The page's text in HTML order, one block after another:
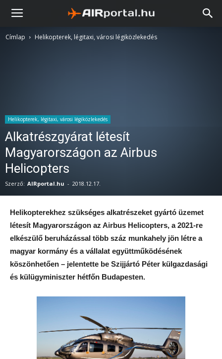
Címlap Helikopterek, légitaxi, városi légiközlekedés
Helikopterek, légitaxi, városi légiközlekedés
Alkatrészgyárat létesít
Magyarországon az Airbus
Helicopters
Szerző: AIRportal.hu - 2018.12.17.
Helikopterekhez szükséges alkatrészeket gyártó üzemet
létesít Magyarországon az Airbus Helicopters, a 2021-re
elkészülő beruházással több száz munkahely jön létre a
magyar kormány és a vállalat együttműködésének
köszönhetően – jelentette be Szijjártó Péter külgazdasági
és külügyminiszter hétfőn Budapesten.